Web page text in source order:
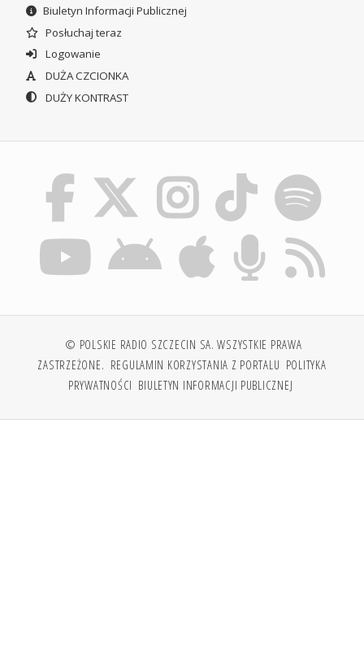
Biuletyn Informacji Publicznej
Posłuchaj teraz
Logowanie
DUŻA CZCIONKA
DUŻY KONTRAST
© POLSKIE RADIO SZCZECIN SA. WSZYSTKIE PRAWA
ZASTRZEŻONE. REGULAMIN KORZYSTANIA Z PORTALU POLITYKA
PRYWATNOŚCI BIULETYN INFORMACJI PUBLICZNEJ